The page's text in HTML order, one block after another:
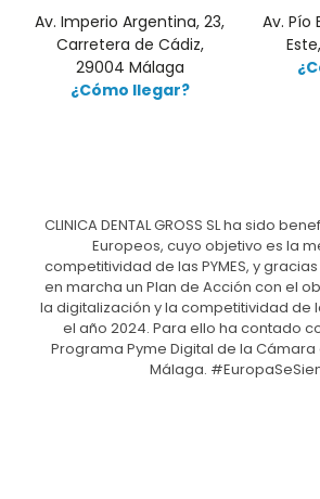
Av. Imperio Argentina, 23,
Carretera de Cádiz,
29004 Málaga
¿Cómo llegar?
Av. Pío
CLINICA DENTAL GROSS SL ha sido
Europeos, cuyo objetivo es la
competitividad de las PYMES, y
en marcha un Plan de Acción con el
la digitalización y la competitividad de
el año 2024. Para ello ha contado
Programa Pyme Digital de la
Málaga.